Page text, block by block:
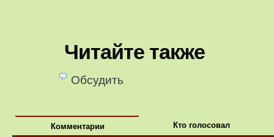
Читайте также
Обсудить
Комментарии Кто голосовал